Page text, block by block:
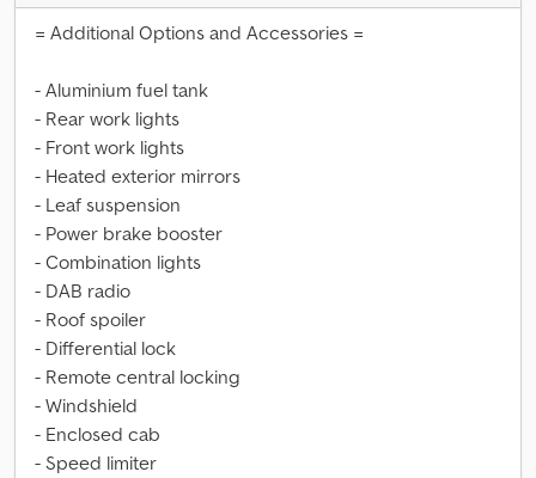
= Additional Options and Accessories =
- Aluminium fuel tank
- Rear work lights
- Front work lights
- Heated exterior mirrors
- Leaf suspension
- Power brake booster
- Combination lights
- DAB radio
- Roof spoiler
- Differential lock
- Remote central locking
- Windshield
- Enclosed cab
- Speed limiter